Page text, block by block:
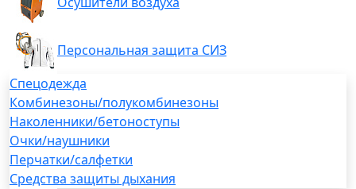
Персональная защита СИЗ
Спецодежда
Комбинезоны/полукомбинезоны
Наколенники/бетоноступы
Очки/наушники
Перчатки/салфетки
Средства защиты дыхания